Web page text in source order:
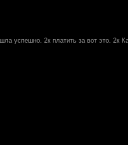
успешно. 2к платить за вот это. 2к